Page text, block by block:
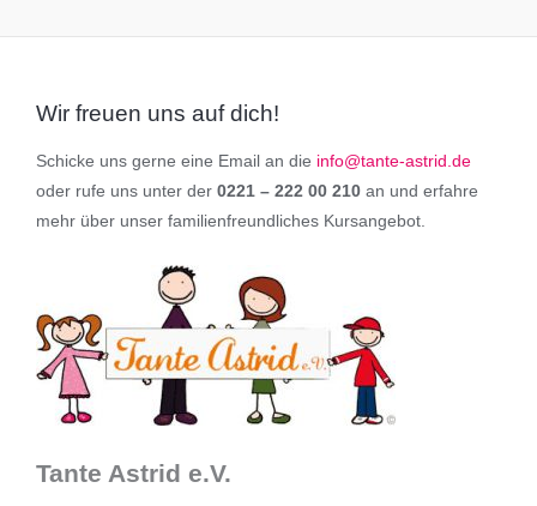
Wir freuen uns auf dich!
Schicke uns gerne eine Email an die info@tante-astrid.de
oder rufe uns unter der 0221 – 222 00 210 an und erfahre
mehr über unser familienfreundliches Kursangebot.
Tante Astrid e.V.